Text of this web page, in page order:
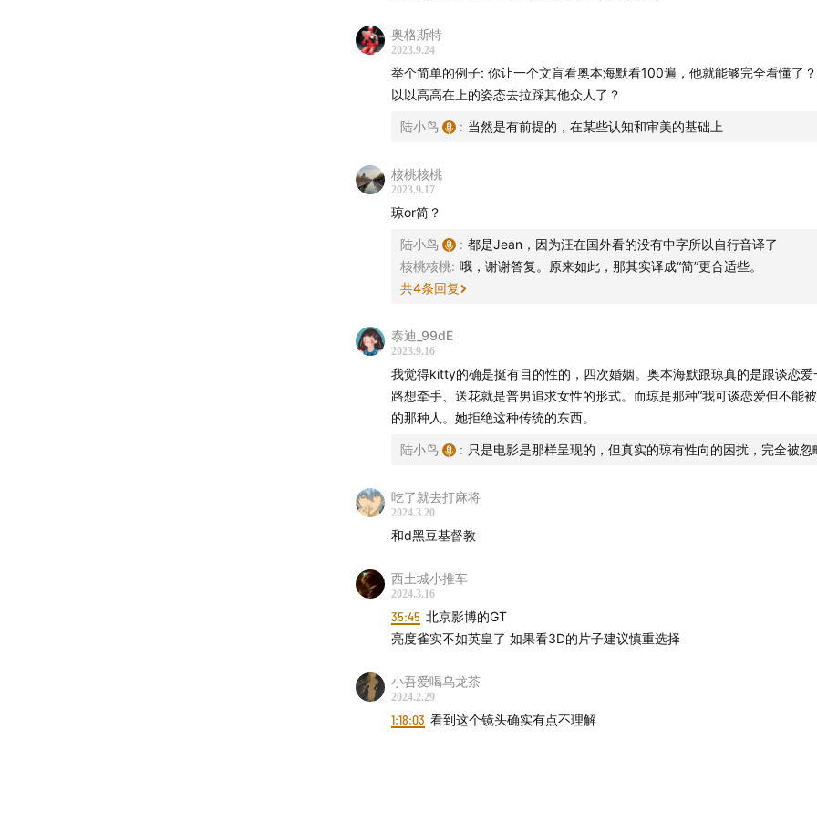
Destroyer Of Worlds
Oppenheimer
策划：陆小鸟
剪辑与后期：陆小鸟
Shownotes：陆小鸟
——
收听：
在苹果Podcast、任意安卓播客客户端、Spotify、小宇宙、网易云音乐
奥格斯特
2023.9.24
举个简单的例子: 你让一个文盲看奥本海默看100遍，他就能够完全看懂了
以以高高在上的姿态去拉踩其他众人了？
陆小鸟 : 当然是有前提的，在某些认知和审美的基础上
核桃核桃
2023.9.17
琼or简？
陆小鸟 : 都是Jean，因为汪在国外看的没有中字所以自行音译了
核桃核桃: 哦，谢谢答复。原来如此，那其实译成“简”更合适些。
共4条回复
泰迪_99dE
2023.9.16
我觉得kitty的确是挺有目的性的，四次婚姻。奥本海默跟琼真的是跟谈恋爱
路想牵手、送花就是普男追求女性的形式。而琼是那种“我可谈恋爱但不能
的那种人。她拒绝这种传统的东西。
陆小鸟 : 只是电影是那样呈现的，但真实的琼有性向的困扰，完全被忽
吃了就去打麻将
2024.3.20
和d黑豆基督教
西土城小推车
2024.3.16
35:45 北京影博的GT
亮度雀实不如英皇了 如果看3D的片子建议慎重选择
小吾爱喝乌龙茶
2024.2.29
1:18:03 看到这个镜头确实有点不理解